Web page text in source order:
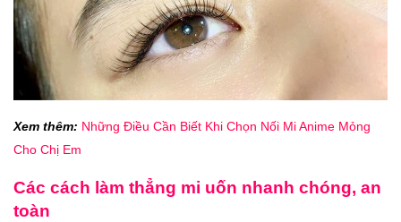
Xem thêm: Những Điều Cần Biết Khi Chọn Nối Mi Anime Mỏng
Cho Chị Em
Các cách làm thẳng mi uốn nhanh chóng, an
toàn